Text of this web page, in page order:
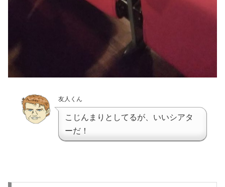
友人くん
こじんまりとしてるが、いいシアタ
ーだ！